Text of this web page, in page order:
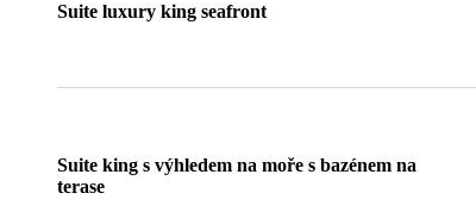
Suite luxury king seafront
Suite king s výhledem na moře s bazénem na
terase